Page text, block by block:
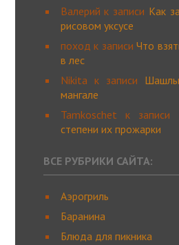
Валерий к записи Как
рисовом уксусе
поход к записиЧто
в лес
Nikita к записи
мангале
Tamkoschet к записи
степени их прожарки
ВСЕ РУБРИКИ САЙТА:
Аэрогриль
Баранина
Блюда для пикника